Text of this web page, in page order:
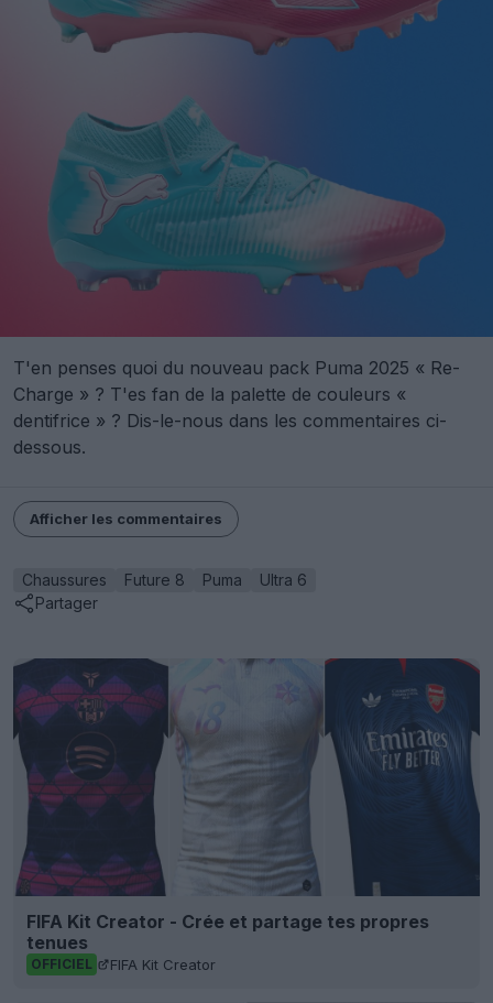
T'en penses quoi du nouveau pack Puma 2025 « Re-
Charge » ? T'es fan de la palette de couleurs «
dentifrice » ? Dis-le-nous dans les commentaires ci-
dessous.
Afficher les commentaires
Chaussures Future 8 Puma
Ultra 6
Partager
FIFA Kit Creator - Crée et partage tes propres
tenues
OFFICIEL FIFA Kit Creator